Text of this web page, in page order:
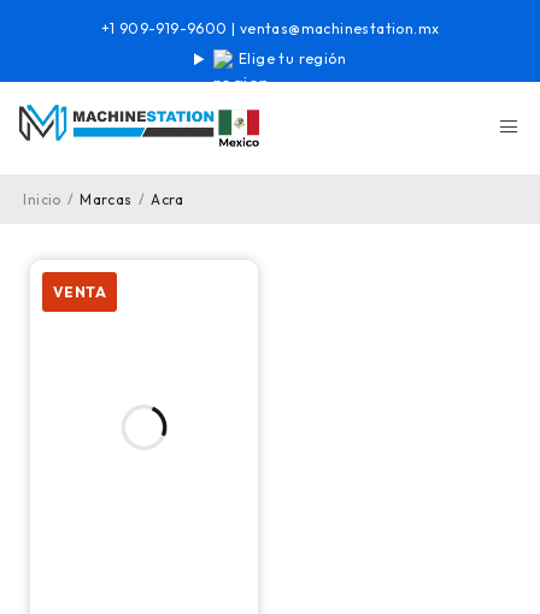
Elige tu región
+1 909-919-9600 | ventas@machinestation.mx
Inicio / Marcas / Acra
VENTA